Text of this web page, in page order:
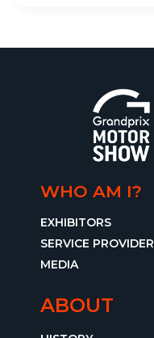
WHO AM I?
EXHIBITORS
SERVICE PROVIDER
MEDIA
ABOUT